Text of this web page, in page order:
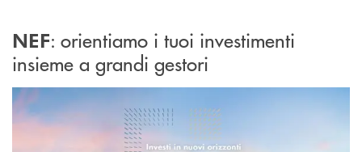
NEF: orientiamo i tuoi investimenti
insieme a grandi gestori